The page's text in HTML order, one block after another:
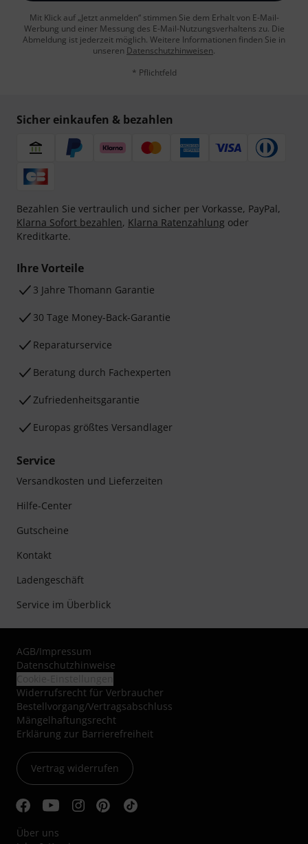
Mit Klick auf „Jetzt anmelden“ stimmen Sie dem Erhalt von E-Mail-
Werbung und einer Messung des E-Mail-Nutzungsverhaltens zu. Die
Abmeldung ist jederzeit möglich. Weitere Informationen finden Sie in
unseren Datenschutzhinweisen.
* Pflichtfeld
Sicher einkaufen & bezahlen
Bezahlen Sie vertraulich und sicher per Vorkasse, PayPal,
Klarna Sofort bezahlen, Klarna Ratenzahlung oder
Kreditkarte.
Ihre Vorteile
3 Jahre Thomann Garantie
30 Tage Money-Back-Garantie
Reparaturservice
Beratung durch Fachexperten
Zufriedenheitsgarantie
Europas größtes Versandlager
Service
Versandkosten und Lieferzeiten
Hilfe-Center
Gutscheine
Kontakt
Ladengeschäft
Service im Überblick
AGB/Impressum
Datenschutzhinweise
Widerrufsrecht für Verbraucher
Bestellvorgang/Vertragsabschluss
Mängelhaftungsrecht
Erklärung zur Barrierefreiheit
Vertrag widerrufen
Über uns